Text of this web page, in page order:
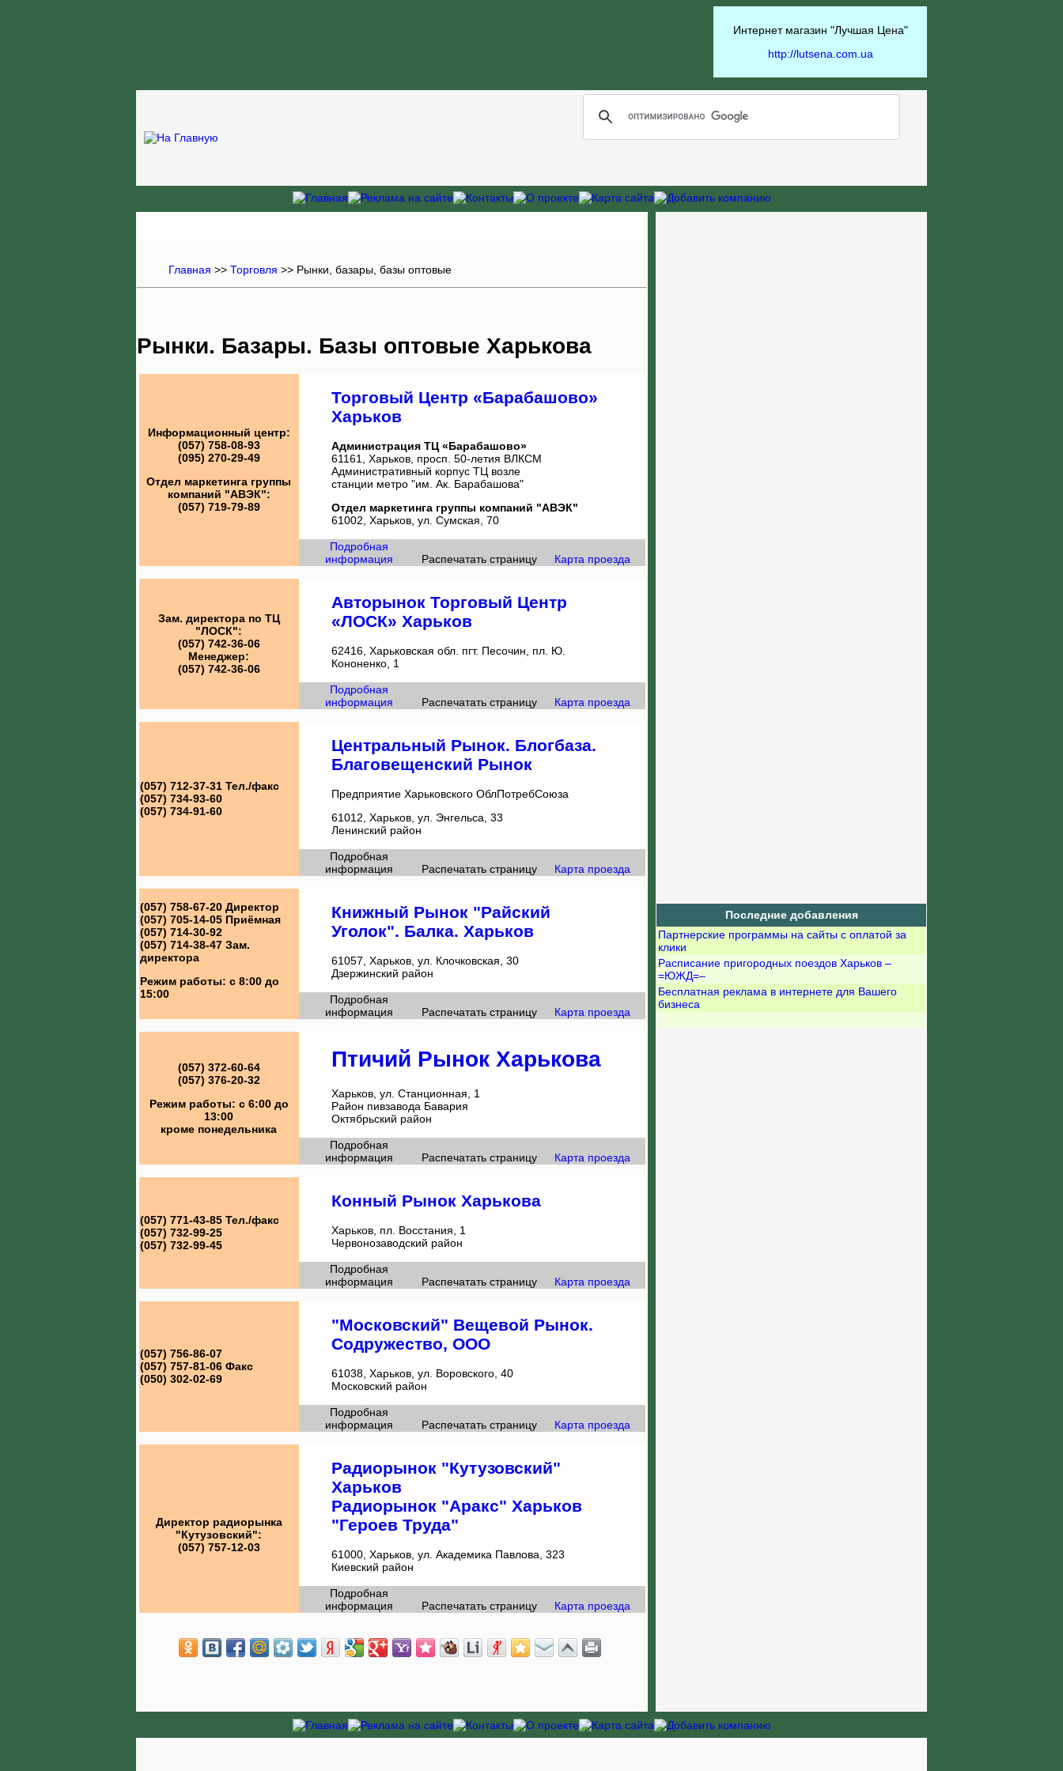
Интернет магазин "Лучшая Цена"
http://lutsena.com.ua
Главная >> Торговля >> Рынки, базары, базы оптовые
Рынки. Базары. Базы оптовые Харькова
Информационный центр:
(057) 758-08-93
(095) 270-29-49
Отдел маркетинга группы
компаний "АВЭК":
(057) 719-79-89
Торговый Центр «Барабашово»
Харьков
Администрация ТЦ «Барабашово»
61161, Харьков, просп. 50-летия ВЛКСМ
Административный корпус ТЦ возле
станции метро "им. Ак. Барабашова"
Отдел маркетинга группы компаний "АВЭК"
61002, Харьков, ул. Сумская, 70
Подробная
информация
Распечатать страницу Карта проезда
Зам. директора по ТЦ
"ЛОСК":
(057) 742-36-06
Менеджер:
(057) 742-36-06
Авторынок Торговый Центр
«ЛОСК» Харьков
62416, Харьковская обл. пгт. Песочин, пл. Ю.
Кононенко, 1
Подробная
информация
Распечатать страницу Карта проезда
(057) 712-37-31 Тел./факс
(057) 734-93-60
(057) 734-91-60
Центральный Рынок. Блогбаза.
Благовещенский Рынок
Предприятие Харьковского ОблПотребСоюза
61012, Харьков, ул. Энгельса, 33
Ленинский район
Подробная
информация
Распечатать страницу Карта проезда
(057) 758-67-20 Директор
(057) 705-14-05 Приёмная
(057) 714-30-92
(057) 714-38-47 Зам.
директора
Режим работы: с 8:00 до
15:00
Книжный Рынок "Райский
Уголок". Балка. Харьков
61057, Харьков, ул. Клочковская, 30
Дзержинский район
Подробная
информация
Распечатать страницу Карта проезда
(057) 372-60-64
(057) 376-20-32
Режим работы: с 6:00 до
13:00
кроме понедельника
Птичий Рынок Харькова
Харьков, ул. Станционная, 1
Район пивзавода Бавария
Октябрьский район
Подробная
информация
Распечатать страницу Карта проезда
(057) 771-43-85 Тел./факс
(057) 732-99-25
(057) 732-99-45
Конный Рынок Харькова
Харьков, пл. Восстания, 1
Червонозаводский район
Подробная
информация
Распечатать страницу Карта проезда
(057) 756-86-07
(057) 757-81-06 Факс
(050) 302-02-69
"Московский" Вещевой Рынок.
Содружество, ООО
61038, Харьков, ул. Воровского, 40
Московский район
Подробная
информация
Распечатать страницу Карта проезда
Директор радиорынка
"Кутузовский":
(057) 757-12-03
Радиорынок "Кутузовский"
Харьков
Радиорынок "Аракс" Харьков
"Героев Труда"
61000, Харьков, ул. Академика Павлова, 323
Киевский район
Подробная
информация
Распечатать страницу Карта проезда
Последние добавления
Партнерские программы на сайты с оплатой за
клики
Расписание пригородных поездов Харьков –
=ЮЖД=–
Бесплатная реклама в интернете для Вашего
бизнеса